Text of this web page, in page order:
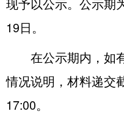
19日。
在公示期内，如
情况说明，材料递交
17:00。